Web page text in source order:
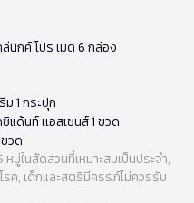
นิกค์ โปร เมด 6 กล่อง
1 กระปุก
ด้นท์ เเอสเซนส์ 1 ขวด
วด
มู่ในสัดส่วนที่เหมาะสมเป็นประจำ,
ค, เด็กและสตรีมีครรภ์ไม่ควรรับ